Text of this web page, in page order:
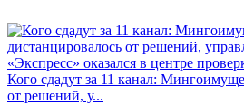
Кого сдадут за 11 канал:
от решений, у...